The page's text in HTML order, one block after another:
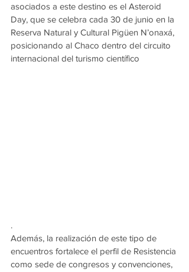
asociados a este destino es el Asteroid
Day, que se celebra cada 30 de junio en la
Reserva Natural y Cultural Pigüen N’onaxá,
posicionando al Chaco dentro del circuito
internacional del turismo científico
.
Además, la realización de este tipo de
encuentros fortalece el perfil de Resistencia
como sede de congresos y convenciones,